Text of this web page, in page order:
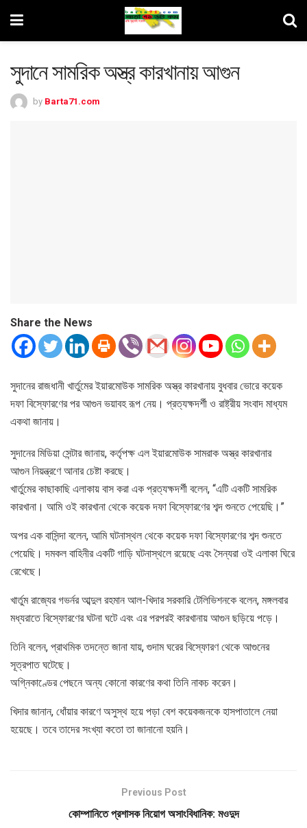
সুদানে সামরিক অস্ত্র কারখানায় আগুন
by Barta71.com
Share the News
সুদানের রাজধানী খার্তুমের ইয়ারমোউক সামরিক অস্ত্র কারখানায় বুধবার ভোরে কয়েক
দফা বিস্ফোরণের পর আগুন ভয়াবহ রূপ নেয়। প্রত্যক্ষদর্শী ও রাষ্ট্রীয় সংবাদ মাধ্যম
একথা জানায়।
সুদানের মিডিয়া সেন্টার জানায়, কর্তৃপক্ষ এল ইয়ারমোউক সামরাক অস্ত্র কারখানার
আগুন নিয়ন্ত্রণে আনার চেষ্টা করছে।
খার্তুমের কাছাকাছি এলাকায় বাস করা এক প্রত্যক্ষদর্শী বলেন, “এটি একটি সামরিক
কারখানা। আমি ওই কারখানা থেকে কয়েক দফা বিস্ফোরণের শব্দ শুনতে পেয়েছি।”
অপর এক বাসিন্দা বলেন, আমি ঘটনাস্থল থেকে কয়েক দফা বিস্ফোরণের শব্দ শুনতে
পেয়েছি। দমকল বাহিনীর একটি গাড়ি ঘটনাস্থলে রয়েছে এবং সৈন্যরা ওই এলাকা ঘিরে
রেখেছে।
খার্তুম রাজ্যের গভর্নর আব্দুল রহমান আল-খিদার সরকারি টেলিভিশনকে বলেন, মঙ্গলবার
মধ্যরাতে বিস্ফোরণের ঘটনা ঘটে এবং এর পরপরই কারখানায় আগুন ছড়িয়ে পড়ে।
তিনি বলেন, প্রাথমিক তদন্তে জানা যায়, গুদাম ঘরের বিস্ফোরণ থেকে আগুনের
সূত্রপাত ঘটেছে।
অগ্নিকাণ্ডের পেছনে অন্য কোনো কারণের কথা তিনি নাকচ করেন।
খিদার জানান, ধোঁয়ার কারণে অসুস্থ হয়ে পড়া বেশ কয়েকজনকে হাসপাতালে নেয়া
হয়েছে। তবে তাদের সংখ্যা কতো তা জানানো হয়নি।
Previous Post
কোম্পানিতে প্রশাসক নিয়োগ অসাংবিধানিক: মওদুদ